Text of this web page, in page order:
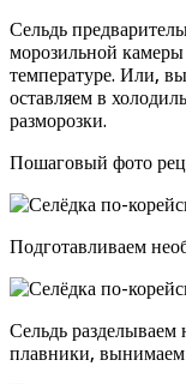
Сельдь
морозильной
температуре. Или,
оставляем в
разморозки.
Пошаговый фото
Подготавливаем
Сельдь разделываем
плавники, вынимаем